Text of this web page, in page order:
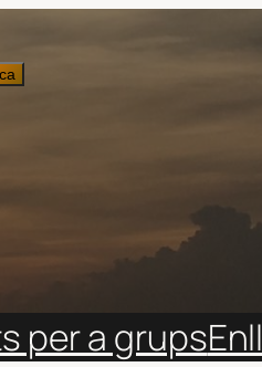
per a grups